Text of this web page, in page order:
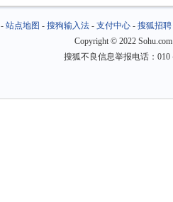
-站点地图 -搜狗输入法 -支付中心 -搜狐招聘
Copyright © 2022
搜狐不良信息举报电话：010